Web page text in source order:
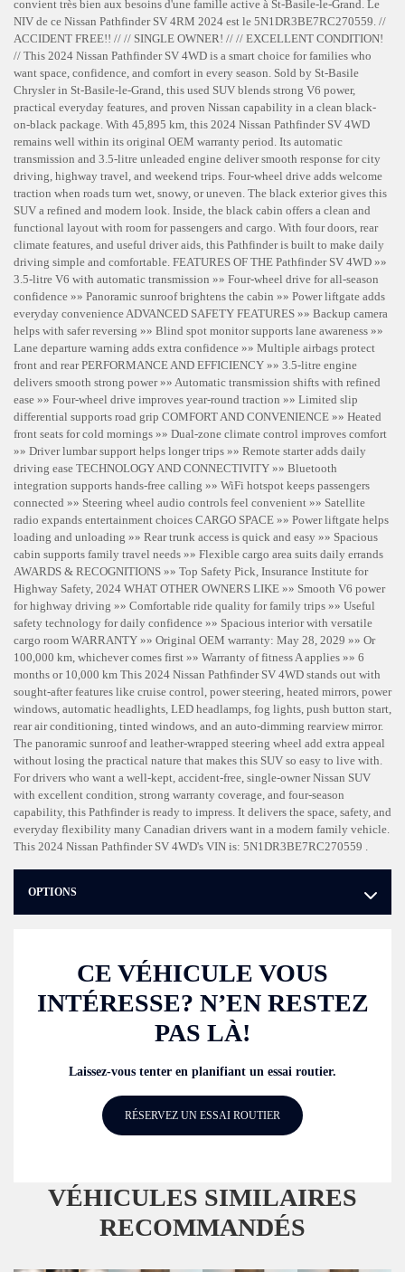
convient très bien aux besoins d'une famille active à St-Basile-le-Grand. Le
NIV de ce Nissan Pathfinder SV 4RM 2024 est le 5N1DR3BE7RC270559. //
ACCIDENT FREE!! // // SINGLE OWNER! // // EXCELLENT CONDITION!
// This 2024 Nissan Pathfinder SV 4WD is a smart choice for families who
want space, confidence, and comfort in every season. Sold by St-Basile
Chrysler in St-Basile-le-Grand, this used SUV blends strong V6 power,
practical everyday features, and proven Nissan capability in a clean black-
on-black package. With 45,895 km, this 2024 Nissan Pathfinder SV 4WD
remains well within its original OEM warranty period. Its automatic
transmission and 3.5-litre unleaded engine deliver smooth response for city
driving, highway travel, and weekend trips. Four-wheel drive adds welcome
traction when roads turn wet, snowy, or uneven. The black exterior gives this
SUV a refined and modern look. Inside, the black cabin offers a clean and
functional layout with room for passengers and cargo. With four doors, rear
climate features, and useful driver aids, this Pathfinder is built to make daily
driving simple and comfortable. FEATURES OF THE Pathfinder SV 4WD »»
3.5-litre V6 with automatic transmission »» Four-wheel drive for all-season
confidence »» Panoramic sunroof brightens the cabin »» Power liftgate adds
everyday convenience ADVANCED SAFETY FEATURES »» Backup camera
helps with safer reversing »» Blind spot monitor supports lane awareness »»
Lane departure warning adds extra confidence »» Multiple airbags protect
front and rear PERFORMANCE AND EFFICIENCY »» 3.5-litre engine
delivers smooth strong power »» Automatic transmission shifts with refined
ease »» Four-wheel drive improves year-round traction »» Limited slip
differential supports road grip COMFORT AND CONVENIENCE »» Heated
front seats for cold mornings »» Dual-zone climate control improves comfort
»» Driver lumbar support helps longer trips »» Remote starter adds daily
driving ease TECHNOLOGY AND CONNECTIVITY »» Bluetooth
integration supports hands-free calling »» WiFi hotspot keeps passengers
connected »» Steering wheel audio controls feel convenient »» Satellite
radio expands entertainment choices CARGO SPACE »» Power liftgate helps
loading and unloading »» Rear trunk access is quick and easy »» Spacious
cabin supports family travel needs »» Flexible cargo area suits daily errands
AWARDS & RECOGNITIONS »» Top Safety Pick, Insurance Institute for
Highway Safety, 2024 WHAT OTHER OWNERS LIKE »» Smooth V6 power
for highway driving »» Comfortable ride quality for family trips »» Useful
safety technology for daily confidence »» Spacious interior with versatile
cargo room WARRANTY »» Original OEM warranty: May 28, 2029 »» Or
100,000 km, whichever comes first »» Warranty of fitness A applies »» 6
months or 10,000 km This 2024 Nissan Pathfinder SV 4WD stands out with
sought-after features like cruise control, power steering, heated mirrors, power
windows, automatic headlights, LED headlamps, fog lights, push button start,
rear air conditioning, tinted windows, and an auto-dimming rearview mirror.
The panoramic sunroof and leather-wrapped steering wheel add extra appeal
without losing the practical nature that makes this SUV so easy to live with.
For drivers who want a well-kept, accident-free, single-owner Nissan SUV
with excellent condition, strong warranty coverage, and four-season
capability, this Pathfinder is ready to impress. It delivers the space, safety, and
everyday flexibility many Canadian drivers want in a modern family vehicle.
This 2024 Nissan Pathfinder SV 4WD's VIN is: 5N1DR3BE7RC270559 .
OPTIONS
CE VÉHICULE VOUS
INTÉRESSE? N’EN RESTEZ
PAS LÀ!
Laissez-vous tenter en planifiant un essai routier.
RÉSERVEZ UN ESSAI ROUTIER
VÉHICULES SIMILAIRES
RECOMMANDÉS